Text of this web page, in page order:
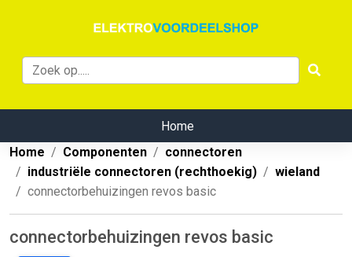
Home
Home
Componenten
connectoren
industriële connectoren (rechthoekig)
wieland
connectorbehuizingen revos basic
connectorbehuizingen revos basic